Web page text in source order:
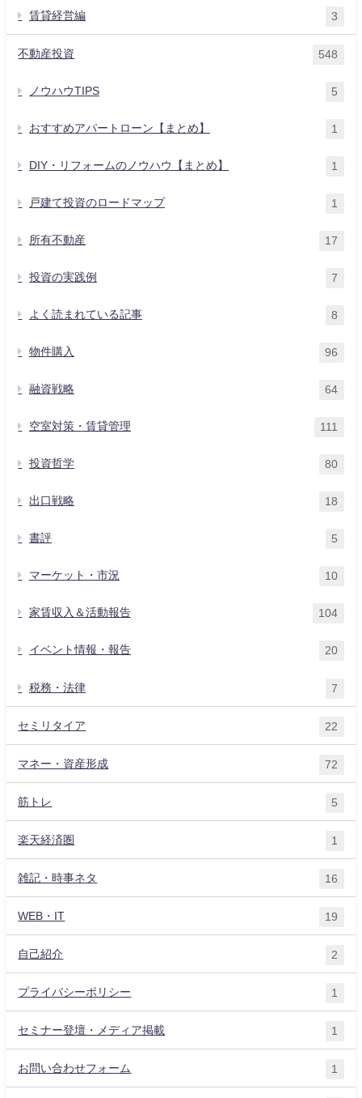
賃貸経営編 3
不動産投資 548
ノウハウTIPS 5
おすすめアパートローン【まとめ】 1
DIY・リフォームのノウハウ【まとめ】 1
戸建て投資のロードマップ 1
所有不動産 17
投資の実践例 7
よく読まれている記事 8
物件購入 96
融資戦略 64
空室対策・賃貸管理 111
投資哲学 80
出口戦略 18
書評 5
マーケット・市況 10
家賃収入＆活動報告 104
イベント情報・報告 20
税務・法律 7
セミリタイア 22
マネー・資産形成 72
筋トレ 5
楽天経済圏 1
雑記・時事ネタ 16
WEB・IT 19
自己紹介 2
プライバシーポリシー 1
セミナー登壇・メディア掲載 1
お問い合わせフォーム 1